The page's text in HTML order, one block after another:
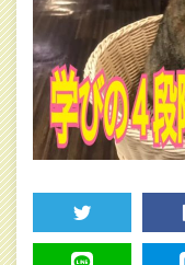
TWEET SHARE